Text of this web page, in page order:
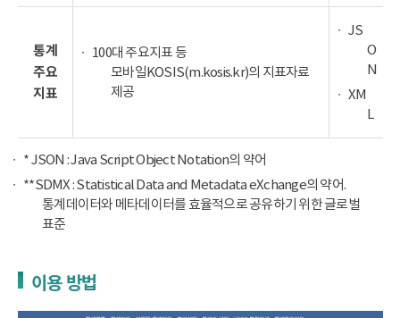
통계
주요
지표
100대 주요지표 등
모바일KOSIS(m.kosis.kr)의 지표자료
제공
JS
O
N
XM
L
* JSON : Java Script Object Notation의 약어
**SDMX : Statistical Data and Metadata eXchange의 약어.
통계데이터와 메타데이터를 효율적으로 공유하기 위한 글로벌
표준
이용 방법